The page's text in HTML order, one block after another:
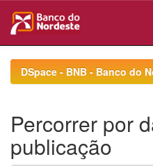
navigationDSpace - BNB - Banco do
Percorrer por
publicação